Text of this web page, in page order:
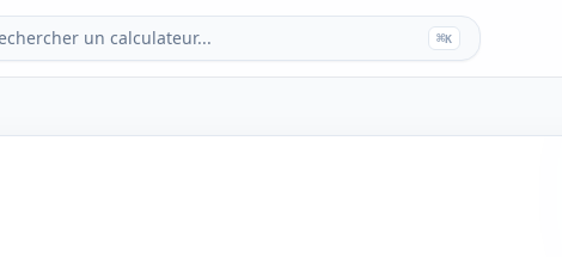
un calculateur... ⌘K